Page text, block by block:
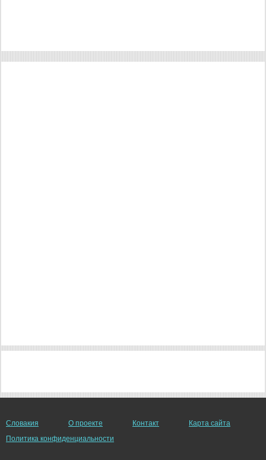
Словакия О проекте Контакт
Карта сайта
Политика конфиденциальности